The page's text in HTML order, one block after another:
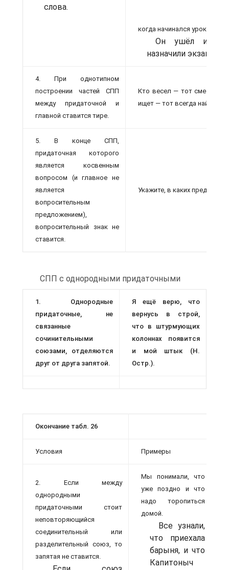
слова.
когда начинался урок.
Он ушёл и не
назначили экзамен,
4. При однотипном
построении частей СПП
между придаточной и
главной ставится тире.
Кто весел — тот смеётся,
ищет — тот всегда найдёт!
5. В конце СПП,
придаточная которого
является косвенным
вопросом (и главное не
является
вопросительным
предложением),
вопросительный знак не
ставится.
Укажите, в каких
СПП с однородными придаточными
1. Однородные
придаточные, не
связанные
сочинительными
союзами, отделяются
друг от друга запятой.
Я ещё верю, что
вернусь в строй,
что в штурмующих
колоннах появится
и мой штык (Н.
Остр.).
Окончание табл. 26
Условия Примеры
2. Если между
однородными
придаточными стоит
неповторяющийся
соединительный или
разделительный союз, то
запятая не ставится.
Мы понимали, что
уже поздно и что
надо торопиться
домой.
Все узнали,
что приехала
барыня, и что
Капитоныч